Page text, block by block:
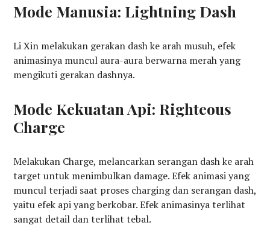
Mode Manusia: Lightning Dash
Li Xin melakukan gerakan dash ke arah musuh, efek
animasinya muncul aura-aura berwarna merah yang
mengikuti gerakan dashnya.
Mode Kekuatan Api: Righteous
Charge
Melakukan Charge, melancarkan serangan dash ke arah
target untuk menimbulkan damage. Efek animasi yang
muncul terjadi saat proses charging dan serangan dash,
yaitu efek api yang berkobar. Efek animasinya terlihat
sangat detail dan terlihat tebal.